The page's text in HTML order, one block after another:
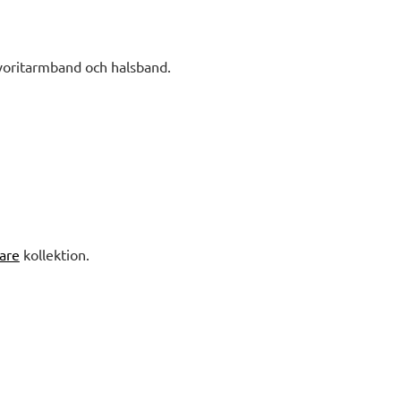
och halsband.
kollektion.